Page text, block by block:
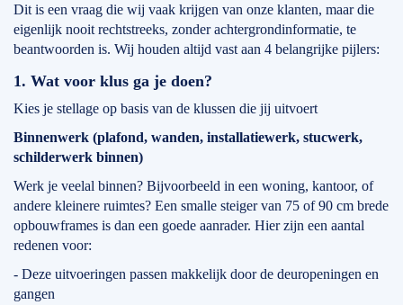
Dit is een vraag die wij vaak krijgen van onze klanten, maar die
eigenlijk nooit rechtstreeks, zonder achtergrondinformatie, te
beantwoorden is. Wij houden altijd vast aan 4 belangrijke pijlers:
1. Wat voor klus ga je doen?
Kies je stellage op basis van de klussen die jij uitvoert
Binnenwerk (plafond, wanden, installatiewerk, stucwerk,
schilderwerk binnen)
Werk je veelal binnen? Bijvoorbeeld in een woning, kantoor, of
andere kleinere ruimtes? Een smalle steiger van 75 of 90 cm brede
opbouwframes is dan een goede aanrader. Hier zijn een aantal
redenen voor:
- Deze uitvoeringen passen makkelijk door de deuropeningen en
gangen